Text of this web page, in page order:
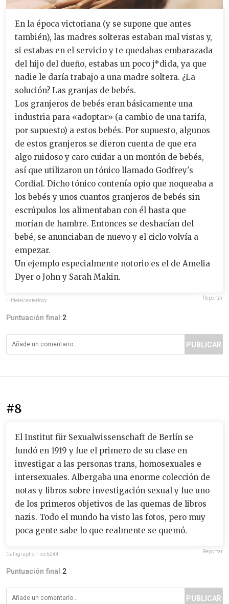
En la época victoriana (y se supone que antes
también), las madres solteras estaban mal vistas y,
si estabas en el servicio y te quedabas embarazada
del hijo del dueño, estabas un poco j*dida, ya que
nadie le daría trabajo a una madre soltera. ¿La
solución? Las granjas de bebés.
Los granjeros de bebés eran básicamente una
industria para «adoptar» (a cambio de una tarifa,
por supuesto) a estos bebés. Por supuesto, algunos
de estos granjeros se dieron cuenta de que era
algo ruidoso y caro cuidar a un montón de bebés,
así que utilizaron un tónico llamado Godfrey's
Cordial. Dicho tónico contenía opio que noqueaba a
los bebés y unos cuantos granjeros de bebés sin
escrúpulos los alimentaban con él hasta que
morían de hambre. Entonces se deshacían del
bebé, se anunciaban de nuevo y el ciclo volvía a
empezar.
Un ejemplo especialmente notorio es el de Amelia
Dyer o John y Sarah Makin.
Littleleicesterfoxy Reportar
Puntuación final:2
PUBLICAR
#8
El Institut für Sexualwissenschaft de Berlín se
fundó en 1919 y fue el primero de su clase en
investigar a las personas trans, homosexuales e
intersexuales. Albergaba una enorme colección de
notas y libros sobre investigación sexual y fue uno
de los primeros objetivos de las quemas de libros
nazis. Todo el mundo ha visto las fotos, pero muy
poca gente sabe lo que realmente se quemó.
CalligrapherFree6244 Reportar
Puntuación final:2
PUBLICAR